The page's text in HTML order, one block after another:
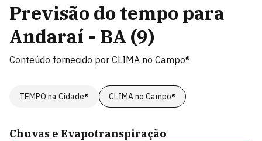
Previsão do tempo para
Andaraí - BA (9)
Conteúdo fornecido por CLIMA no Campo®
TEMPO na Cidade® CLIMA no Campo®
Chuvas e Evapotranspiração